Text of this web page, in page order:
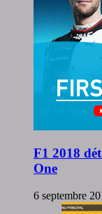
F1 2018
One
6 septembre